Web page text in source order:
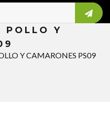
POLLO Y
Y CAMARONES PS09